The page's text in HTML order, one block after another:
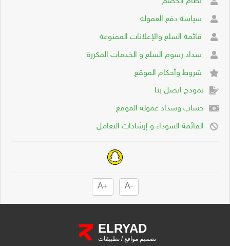
سياسة دفع العموله
قائمة السلع والإعلانات الممنوعة
سداد رسوم السلع و الخدمات المكررة
شروط وأحكام الموقع
نموذج اتصل بنا
حساب وسداد عموله الموقع
القائمة السوداء و إرشادات التعامل
-A
+A
ELRYAD
تصميم مواقع/ تطبيقات